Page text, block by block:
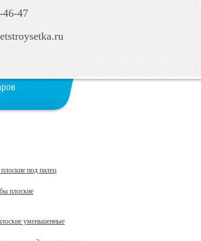
46-47
под палец
плоские
уменьшенные